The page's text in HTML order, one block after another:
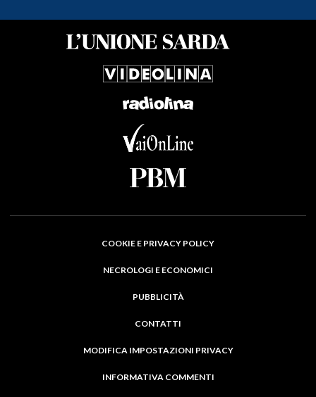
COOKIE E PRIVACY POLICY
NECROLOGI E ECONOMICI
PUBBLICITÀ
CONTATTI
MODIFICA IMPOSTAZIONI PRIVACY
INFORMATIVA COMMENTI